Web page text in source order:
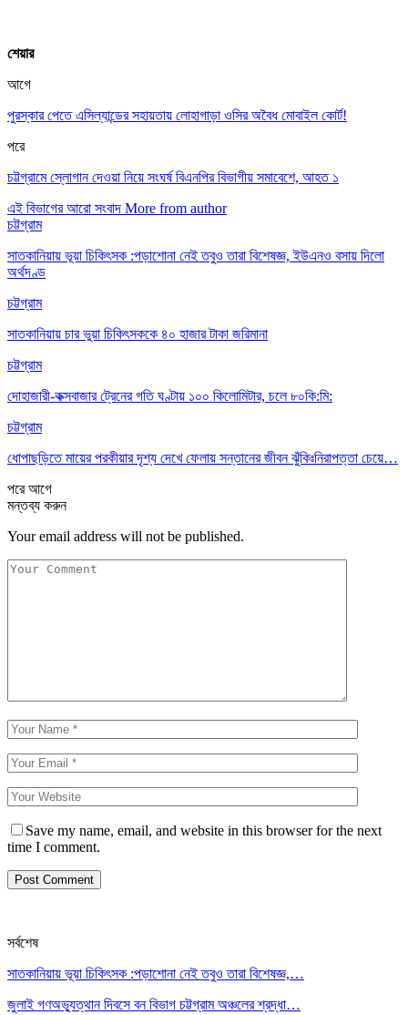
শেয়ার
আগে
পুরস্কার পেতে এসিল্যান্ডের সহায়তায় লোহাগাড়া ওসির অবৈধ মোবাইল কোর্ট!
পরে
চট্টগ্রামে স্লোগান দেওয়া নিয়ে সংঘর্ষ বিএনপির বিভাগীয় সমাবেশে, আহত ১
এই বিভাগের আরো সংবাদ More from author
চট্টগ্রাম
সাতকানিয়ায় ভূয়া চিকিৎসক :পড়াশোনা নেই তবুও তারা বিশেষজ্ঞ, ইউএনও বসায় দিলো
অর্থদণ্ড
চট্টগ্রাম
সাতকানিয়ায় চার ভুয়া চিকিৎসককে ৪০ হাজার টাকা জরিমানা
চট্টগ্রাম
দোহাজারী-কক্সবাজার ট্রেনের গতি ঘণ্টায় ১০০ কিলোমিটার, চলে ৮০কি:মি:
চট্টগ্রাম
ধোপাছড়িতে মায়ের পরকীয়ার দৃশ্য দেখে ফেলায় সন্তানের জীবন ঝুঁকিঃনিরাপত্তা চেয়ে…
পরেআগে
মন্তব্য করুন
Your email address will not be published.
Save my name, email, and website in this browser for the next
time I comment.
সর্বশেষ
সাতকানিয়ায় ভূয়া চিকিৎসক :পড়াশোনা নেই তবুও তারা বিশেষজ্ঞ,…
জুলাই গণঅভ্যুত্থান দিবসে বন বিভাগ চট্টগ্রাম অঞ্চলের শ্রদ্ধা…